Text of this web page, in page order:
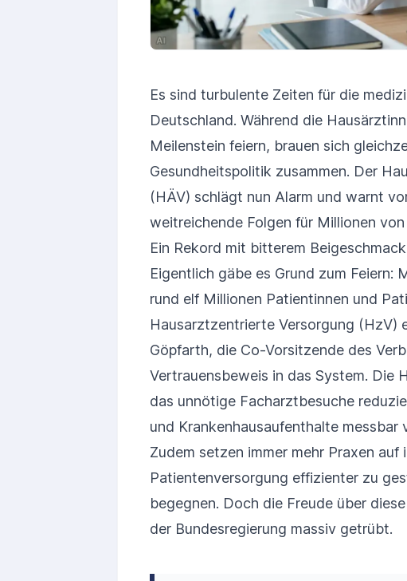
Es sind turbulente Zeiten für die
Deutschland. Während die
Meilenstein feiern, brauen sich
Gesundheitspolitik zusammen. Der
(HÄV) schlägt nun Alarm und warnt
weitreichende Folgen für Millionen
Ein Rekord mit bitterem Beigeschmack
Eigentlich gäbe es Grund zum
rund elf Millionen Patientinnen und
Hausarztzentrierte Versorgung (HzV)
Göpfarth, die Co-Vorsitzende des
Vertrauensbeweis in das System. Die
das unnötige Facharztbesuche
und Krankenhausaufenthalte messbar
Zudem setzen immer mehr Praxen
Patientenversorgung effizienter zu
begegnen. Doch die Freude über
der Bundesregierung massiv getrübt.